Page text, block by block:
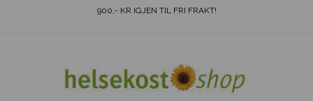
900,- KR IGJEN TIL FRI FRAKT!